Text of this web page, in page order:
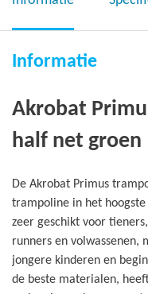
Informatie
Akrobat
half net groen
De Akrobat Primus
trampoline in het
zeer geschikt voor
runners en volwassenen,
jongere kinderen en
de beste materialen,